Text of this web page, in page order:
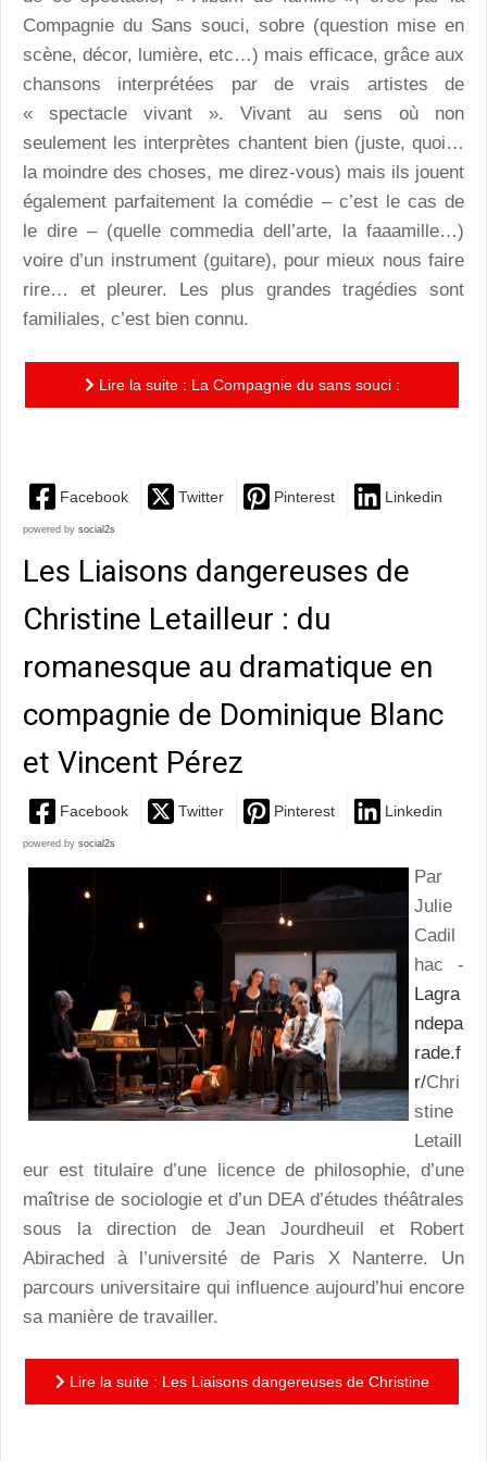
Compagnie du Sans souci, sobre (question mise en
scène, décor, lumière, etc…) mais efficace, grâce aux
chansons interprétées par de vrais artistes de
« spectacle vivant ». Vivant au sens où non
seulement les interprètes chantent bien (juste, quoi…
la moindre des choses, me direz-vous) mais ils jouent
également parfaitement la comédie – c’est le cas de
le dire – (quelle commedia dell’arte, la faaamille…)
voire d’un instrument (guitare), pour mieux nous faire
rire… et pleurer. Les plus grandes tragédies sont
familiales, c’est bien connu.
Lire la suite : La Compagnie du sans souci :
Facebook Twitter Pinterest Linkedin
powered by social2s
Les Liaisons dangereuses de
Christine Letailleur : du
romanesque au dramatique en
compagnie de Dominique Blanc
et Vincent Pérez
Facebook Twitter Pinterest Linkedin
powered by social2s
Par
Julie
Cadil
hac -
Lagra
ndepa
rade.f
r/Chri
stine
Letaill
eur est titulaire d’une licence de philosophie, d’une
maîtrise de sociologie et d’un DEA d’études théâtrales
sous la direction de Jean Jourdheuil et Robert
Abirached à l’université de Paris X Nanterre. Un
parcours universitaire qui influence aujourd’hui encore
sa manière de travailler.
Lire la suite : Les Liaisons dangereuses de Christine